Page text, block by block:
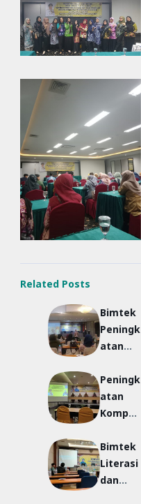
Related Posts
Bimtek
Peningk
atan
mpilan
Vokasio
nal
Diksus
Peningk
atan
Kompet
Guru
Tuna
Netra
Bimtek
Literasi
dan